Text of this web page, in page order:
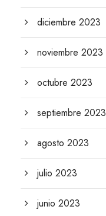
diciembre 2023
noviembre 2023
octubre 2023
septiembre 2023
agosto 2023
julio 2023
junio 2023